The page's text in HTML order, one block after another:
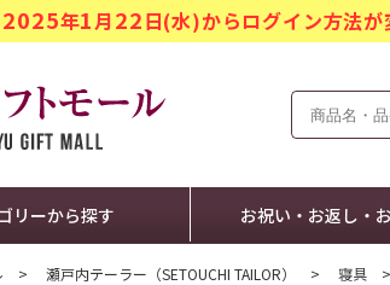
2025年1月22日(水)からログイン方法
阪急ギフトモール Hankyu
リーから探す お祝い・お返し・
瀬戸内テーラー（SETOUCHI TAILOR） 寝具